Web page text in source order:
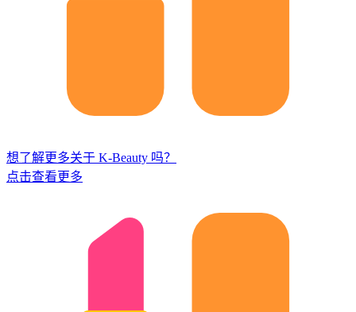
想了解更多关于 K-Beauty 吗？
点击查看更多